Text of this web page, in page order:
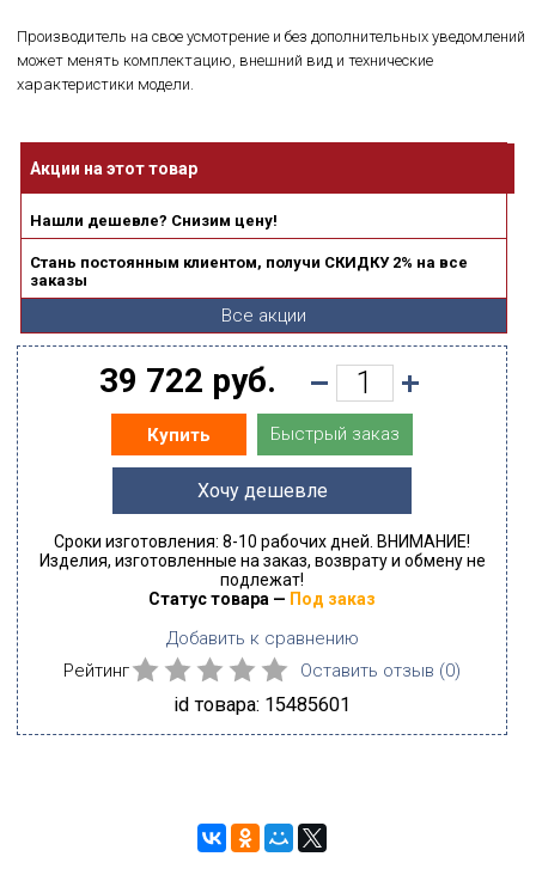
Производитель на свое усмотрение и без дополнительных уведомлений
может менять комплектацию, внешний вид и технические
характеристики модели.
Акции на этот товар
Нашли дешевле? Снизим цену!
Стань постоянным клиентом, получи СКИДКУ 2% на все
заказы
Все акции
39 722 руб.
Купить Быстрый заказ
Хочу дешевле
Сроки изготовления: 8-10 рабочих дней. ВНИМАНИЕ!
Изделия, изготовленные на заказ, возврату и обмену не
подлежат!
Статус товара — Под заказ
Добавить к сравнению
Рейтинг
Оставить отзыв (0)
id товара: 15485601